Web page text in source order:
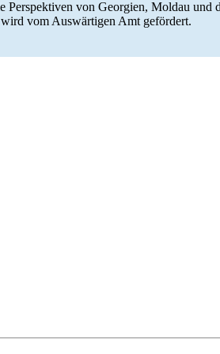
von Geor­gien, Moldau
vom Auswär­tigen Amt gefördert.